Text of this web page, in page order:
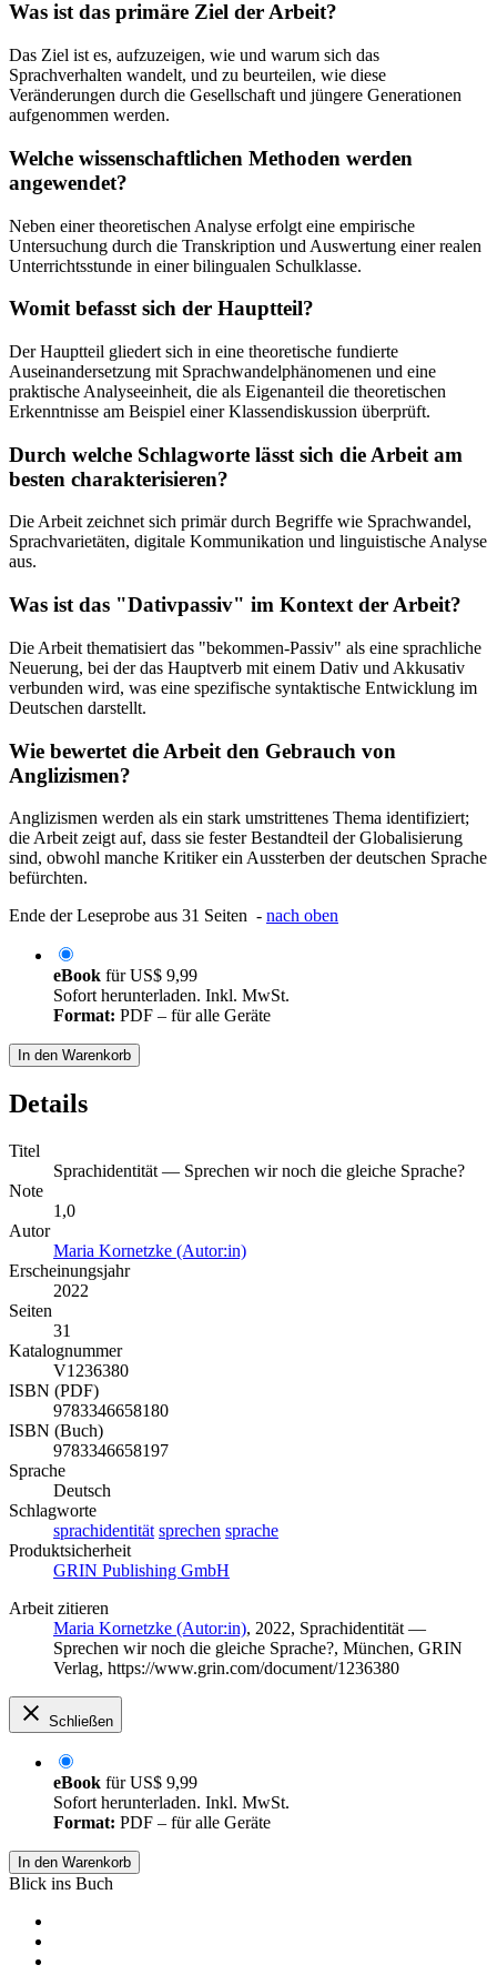
Was ist das primäre Ziel der Arbeit?
Das Ziel ist es, aufzuzeigen, wie und warum sich das
Sprachverhalten wandelt, und zu beurteilen, wie diese
Veränderungen durch die Gesellschaft und jüngere Generationen
aufgenommen werden.
Welche wissenschaftlichen Methoden werden
angewendet?
Neben einer theoretischen Analyse erfolgt eine empirische
Untersuchung durch die Transkription und Auswertung einer realen
Unterrichtsstunde in einer bilingualen Schulklasse.
Womit befasst sich der Hauptteil?
Der Hauptteil gliedert sich in eine theoretische fundierte
Auseinandersetzung mit Sprachwandelphänomenen und eine
praktische Analyseeinheit, die als Eigenanteil die theoretischen
Erkenntnisse am Beispiel einer Klassendiskussion überprüft.
Durch welche Schlagworte lässt sich die Arbeit am
besten charakterisieren?
Die Arbeit zeichnet sich primär durch Begriffe wie Sprachwandel,
Sprachvarietäten, digitale Kommunikation und linguistische Analyse
aus.
Was ist das "Dativpassiv" im Kontext der Arbeit?
Die Arbeit thematisiert das "bekommen-Passiv" als eine sprachliche
Neuerung, bei der das Hauptverb mit einem Dativ und Akkusativ
verbunden wird, was eine spezifische syntaktische Entwicklung im
Deutschen darstellt.
Wie bewertet die Arbeit den Gebrauch von
Anglizismen?
Anglizismen werden als ein stark umstrittenes Thema identifiziert;
die Arbeit zeigt auf, dass sie fester Bestandteil der Globalisierung
sind, obwohl manche Kritiker ein Aussterben der deutschen Sprache
befürchten.
Ende der Leseprobe aus 31 Seiten - nach oben
eBook fürUS$ 9,99
Sofort herunterladen. Inkl. MwSt.
Format: PDF – für alle Geräte
In den Warenkorb
Details
Titel
Sprachidentität — Sprechen wir noch die gleiche Sprache?
Note
1,0
Autor
Maria Kornetzke (Autor:in)
Erscheinungsjahr
2022
Seiten
31
Katalognummer
V1236380
ISBN (PDF)
9783346658180
ISBN (Buch)
9783346658197
Sprache
Deutsch
Schlagworte
sprachidentität sprechen sprache
Produktsicherheit
GRIN Publishing GmbH
Arbeit zitieren
Maria Kornetzke (Autor:in), 2022, Sprachidentität —
Sprechen wir noch die gleiche Sprache?, München, GRIN
Verlag, https://www.grin.com/document/1236380
Schließen
eBook fürUS$ 9,99
Sofort herunterladen. Inkl. MwSt.
Format: PDF – für alle Geräte
In den Warenkorb
Blick ins Buch